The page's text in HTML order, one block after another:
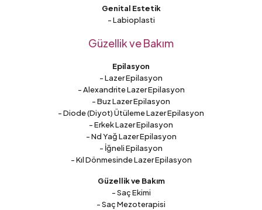
Genital Estetik
- Labioplasti
Güzellik ve Bakım
Epilasyon
- Lazer Epilasyon
- Alexandrite Lazer Epilasyon
- Buz Lazer Epilasyon
- Diode (Diyot) Ütüleme Lazer Epilasyon
- Erkek Lazer Epilasyon
- Nd Yağ Lazer Epilasyon
- İğneli Epilasyon
- Kıl Dönmesinde Lazer Epilasyon
Güzellik ve Bakım
- Saç Ekimi
- Saç Mezoterapisi